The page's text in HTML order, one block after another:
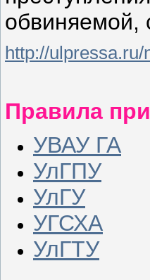
обвиняемой,
http://
Правила
УВАУ ГА
УлГПУ
УлГУ
УГСХА
УлГТУ